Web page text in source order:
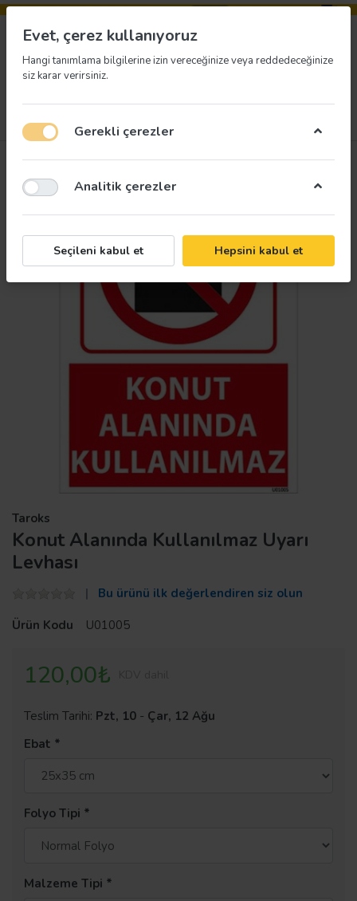
Taroks
Konut Alanında Kullanılmaz Uyarı
Levhası
Bu ürünü ilk değerlendiren siz olun
Ürün Kodu
U01005
120,00₺
Teslim Tarihi: Pzt, 10 - Çar, 12 Ağu
Ebat
Folyo Tipi
Malzeme Tipi
Evet, çerez kullanıyoruz
Hangi tanımlama bilgilerine izin vereceğinize veya reddedeceğinize
siz karar verirsiniz.
Gerekli çerezler
Analitik çerezler
Seçileni kabul et Hepsini kabul et